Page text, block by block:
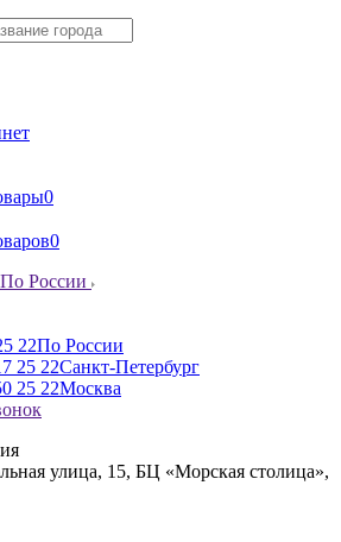
0
0
По России
22По России
25 22Санкт-Петербург
25 22Москва
улица, 15, БЦ «Морская столица»,